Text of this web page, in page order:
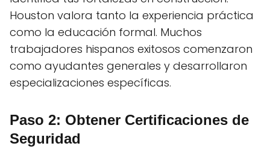
Houston valora tanto la experiencia práctica
como la educación formal. Muchos
trabajadores hispanos exitosos comenzaron
como ayudantes generales y desarrollaron
especializaciones específicas.
Paso 2: Obtener Certificaciones de
Seguridad